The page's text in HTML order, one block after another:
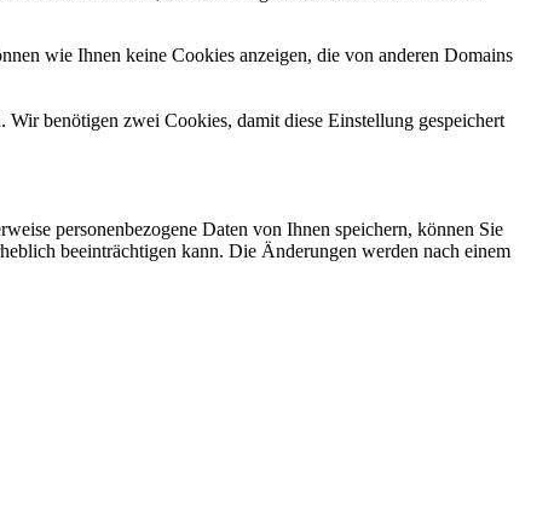
wie Ihnen keine Cookies anzeigen, die von anderen Domains
benötigen zwei Cookies, damit diese Einstellung gespeichert
personenbezogene Daten von Ihnen speichern, können Sie
beeinträchtigen kann. Die Änderungen werden nach einem